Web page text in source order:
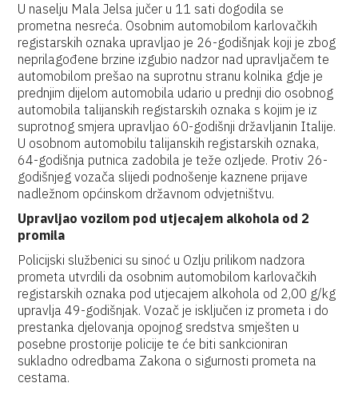
U naselju Mala Jelsa jučer u 11 sati dogodila se
prometna nesreća. Osobnim automobilom karlovačkih
registarskih oznaka upravljao je 26-godišnjak koji je zbog
neprilagođene brzine izgubio nadzor nad upravljačem te
automobilom prešao na suprotnu stranu kolnika gdje je
prednjim dijelom automobila udario u prednji dio osobnog
automobila talijanskih registarskih oznaka s kojim je iz
suprotnog smjera upravljao 60-godišnji državljanin Italije.
U osobnom automobilu talijanskih registarskih oznaka,
64-godišnja putnica zadobila je teže ozljede. Protiv 26-
godišnjeg vozača slijedi podnošenje kaznene prijave
nadležnom općinskom državnom odvjetništvu.
Upravljao vozilom pod utjecajem alkohola od 2
promila
Policijski službenici su sinoć u Ozlju prilikom nadzora
prometa utvrdili da osobnim automobilom karlovačkih
registarskih oznaka pod utjecajem alkohola od 2,00 g/kg
upravlja 49-godišnjak. Vozač je isključen iz prometa i do
prestanka djelovanja opojnog sredstva smješten u
posebne prostorije policije te će biti sankcioniran
sukladno odredbama Zakona o sigurnosti prometa na
cestama.